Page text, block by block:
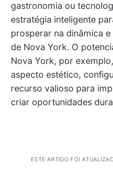
gastronomia ou
estratégia inteligente
prosperar na dinâmica
de Nova York. O
Nova York, por
aspecto estético,
recurso valioso para
criar oportunidades
ESTE ARTIGO FOI